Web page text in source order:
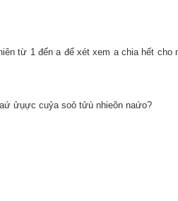
từ 1 đến a để xét xem a chia hết cho
ửụực cuỷa soỏ tửù nhieõn naứo?